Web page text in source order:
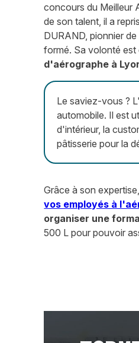
concours du Meilleur
de son talent, il a
DURAND, pionnier
formé. Sa volonté est
d'aérographe à
Le saviez-vous ?
automobile. Il est
d'intérieur, la
pâtisserie pour la
Grâce à son
vos employés à
organiser une
500 L pour pouvoir